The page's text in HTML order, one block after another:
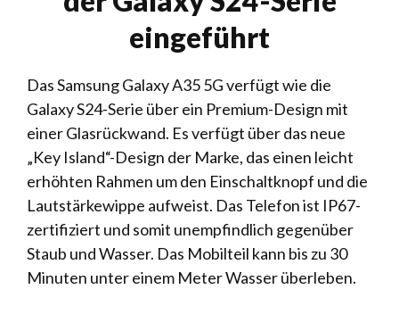
eingeführt
Das Samsung Galaxy A35 5G verfügt wie die
Galaxy S24-Serie über ein Premium-Design mit
einer Glasrückwand. Es verfügt über das neue
„Key Island“-Design der Marke, das einen leicht
erhöhten Rahmen um den Einschaltknopf und die
Lautstärkewippe aufweist. Das Telefon ist IP67-
zertifiziert und somit unempfindlich gegenüber
Staub und Wasser. Das Mobilteil kann bis zu 30
Minuten unter einem Meter Wasser überleben.